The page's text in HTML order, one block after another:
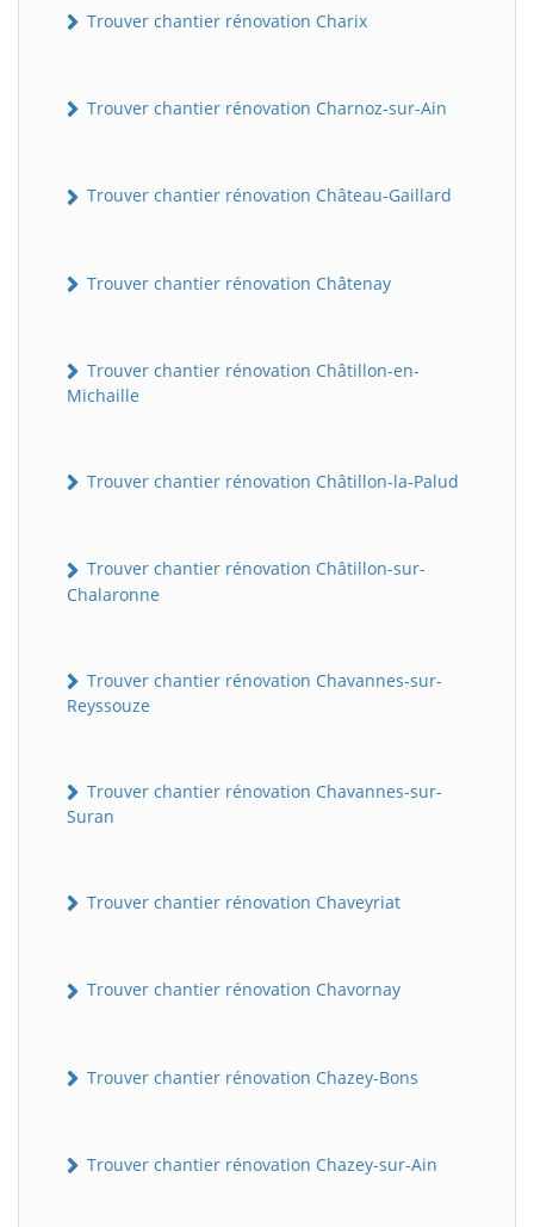
Trouver chantier rénovation Charix
Trouver chantier rénovation Charnoz-sur-Ain
Trouver chantier rénovation Château-Gaillard
Trouver chantier rénovation Châtenay
Trouver chantier rénovation Châtillon-en-
Michaille
Trouver chantier rénovation Châtillon-la-Palud
Trouver chantier rénovation Châtillon-sur-
Chalaronne
Trouver chantier rénovation Chavannes-sur-
Reyssouze
Trouver chantier rénovation Chavannes-sur-
Suran
Trouver chantier rénovation Chaveyriat
Trouver chantier rénovation Chavornay
Trouver chantier rénovation Chazey-Bons
Trouver chantier rénovation Chazey-sur-Ain